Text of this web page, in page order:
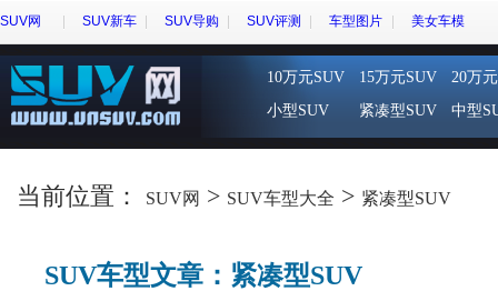
SUV网 SUV新车 SUV导购 SUV评测 车型图片 美女车模
10万元SUV 15万元SUV
20万
小型SUV
紧凑型SUV 中型
当前位置： SUV网 > SUV车型大全 > 紧凑型SUV
SUV车型文章：紧凑型SUV